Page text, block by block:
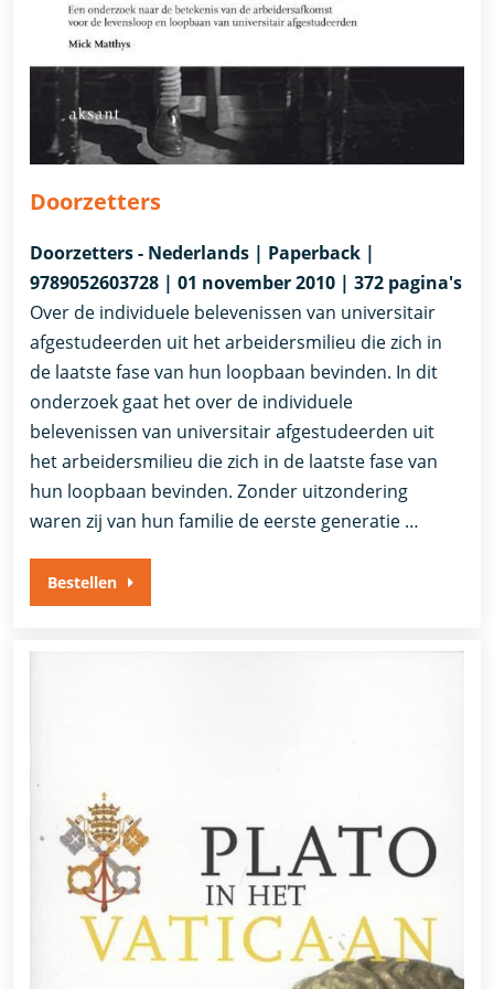
Doorzetters
Doorzetters - Nederlands | Paperback |
9789052603728 | 01 november 2010 | 372 pagina's
Over de individuele belevenissen van universitair
afgestudeerden uit het arbeidersmilieu die zich in
de laatste fase van hun loopbaan bevinden. In dit
onderzoek gaat het over de individuele
belevenissen van universitair afgestudeerden uit
het arbeidersmilieu die zich in de laatste fase van
hun loopbaan bevinden. Zonder uitzondering
waren zij van hun familie de eerste generatie …
Bestellen